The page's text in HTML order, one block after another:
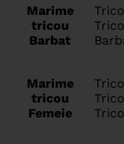
Marime
tricou
Barbat
Marime
tricou
Femeie